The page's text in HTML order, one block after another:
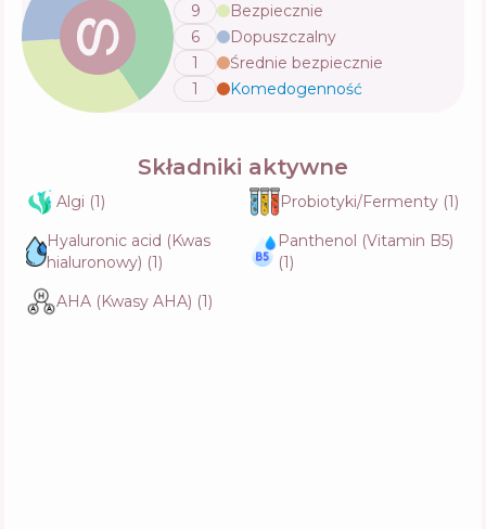
9
Bezpiecznie
6
Dopuszczalny
1
Średnie bezpiecznie
1
Komedogenność
Składniki aktywne
Algi (1) Probiotyki/Fermenty (1)
Hyaluronic acid (Kwas
hialuronowy) (1)
Panthenol (Vitamin B5)
(1)
AHA (Kwasy AHA) (1)